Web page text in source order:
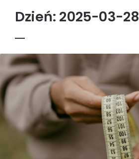
Dzień: 2025-03-28